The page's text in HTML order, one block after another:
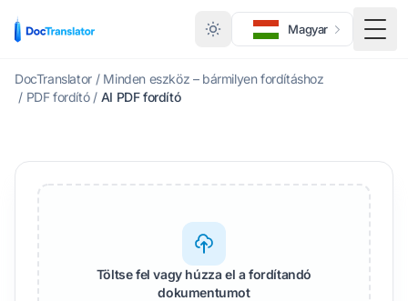
Magyar
DocTranslator / Minden eszköz – bármilyen fordításhoz
/ PDF fordító / AI PDF fordító
Töltse fel vagy húzza el a fordítandó
dokumentumot